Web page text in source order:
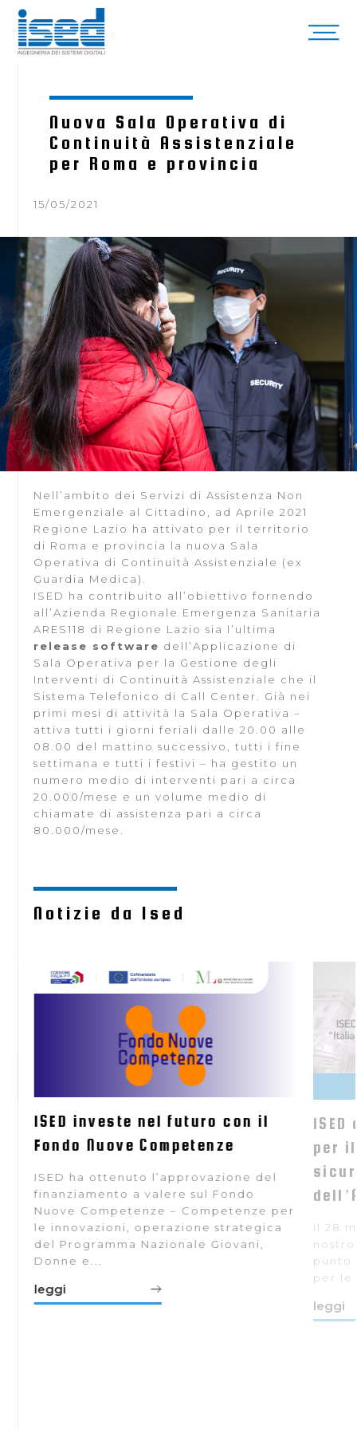
Nuova Sala Operativa di
Continuità Assistenziale
per Roma e provincia
15/05/2021
Nell’ambito dei Servizi di Assistenza Non
Emergenziale al Cittadino, ad Aprile 2021
Regione Lazio ha attivato per il territorio
di Roma e provincia la nuova Sala
Operativa di Continuità Assistenziale (ex
Guardia Medica).
ISED ha contribuito all’obiettivo fornendo
all’Azienda Regionale Emergenza Sanitaria
ARES118 di Regione Lazio sia l’ultima
release software dell’Applicazione di
Sala Operativa per la Gestione degli
Interventi di Continuità Assistenziale che il
Sistema Telefonico di Call Center. Già nei
primi mesi di attività la Sala Operativa –
attiva tutti i giorni feriali dalle 20.00 alle
08.00 del mattino successivo, tutti i fine
settimana e tutti i festivi – ha gestito un
numero medio di interventi pari a circa
20.000/mese e un volume medio di
chiamate di assistenza pari a circa
80.000/mese.
Notizie da Ised
ISED investe nel futuro con il
Fondo Nuove Competenze
ISED ha ottenuto l’approvazione del
finanziamento a valere sul Fondo
Nuove Competenze – Competenze per
le innovazioni, operazione strategica
del Programma Nazionale Giovani,
Donne e...
leggi
per
Il 28
punto
per le
leggi